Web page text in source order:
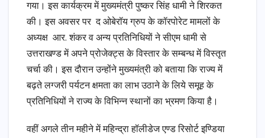
गया। इस कार्यक्रम में मुख्यमंत्री पुष्कर सिंह धामी ने शिरकत
की। इस अवसर पर द ओबेरॉय ग्रुप के कॉरपोरेट मामलों के
अध्यक्ष आर. शंकर व अन्य प्रतिनिधियों ने सीएम धामी से
उत्तराखण्ड में अपने प्रोजेक्ट्स के विस्तार के सम्बन्ध में विस्तृत
चर्चा की। इस दौरान उन्होंने मुख्यमंत्री को बताया कि राज्य में
बढ़ते लग्जरी पर्यटन क्षमता का लाभ उठाने के लिये समूह के
प्रतिनिधियों ने राज्य के विभिन्न स्थानों का भ्रमण किया है।
वहीं अगले तीन महीने में महिन्द्रा हॉलीडेज एण्ड रिसोर्ट इण्डिया